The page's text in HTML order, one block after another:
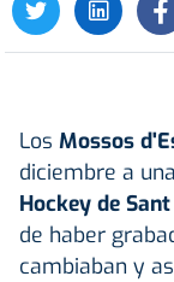
Los Mossos
diciembre a
Hockey de
de haber
cambiaban y